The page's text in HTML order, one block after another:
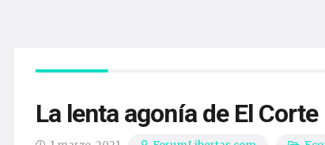
La lenta agonía de El